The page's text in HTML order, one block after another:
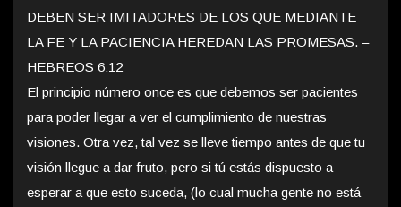
DEBEN SER IMITADORES DE LOS QUE MEDIANTE
LA FE Y LA PACIENCIA HEREDAN LAS PROMESAS. –
HEBREOS 6:12
El principio número once es que debemos ser pacientes
para poder llegar a ver el cumplimiento de nuestras
visiones. Otra vez, tal vez se lleve tiempo antes de que tu
visión llegue a dar fruto, pero si tú estás dispuesto a
esperar a que esto suceda, (lo cual mucha gente no está